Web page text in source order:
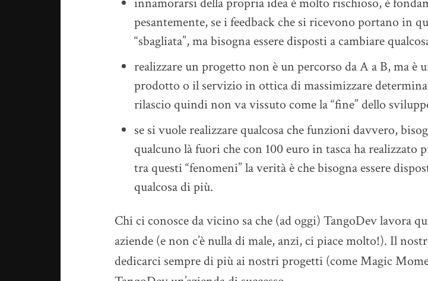
pesantemente, se i feedback che si ricevono portano in
“sbagliata”, ma bisogna essere disposti a cambiare
realizzare un progetto non è un percorso da A a B, ma
prodotto o il servizio in ottica di massimizzare
rilascio quindi non va vissuto come la “fine” dello
se si vuole realizzare qualcosa che funzioni davvero,
qualcuno là fuori che con 100 euro in tasca ha
tra questi “fenomeni” la verità è che bisogna essere
qualcosa di più.
Chi ci conosce da vicino sa che (ad oggi) TangoDev lavora
aziende (e non c’è nulla di male, anzi, ci piace molto!). Il
dedicarci sempre di più ai nostri progetti (come Magic